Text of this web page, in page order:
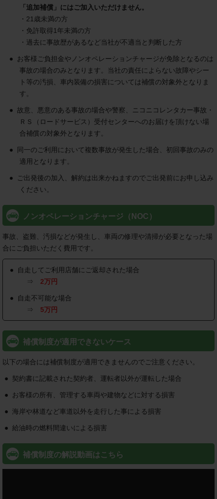
「追加補償」にはご加入いただけません。
・ 21歳未満の方
・ 免許取得1年未満の方
・ 過去に事故歴があるなど当社が不適当と判断した方
お客様ご負担金やノンオペレーションチャージが免除となるのは
事故の場合のみとなります。当社の責任によらない故障やシー
ト等の汚損、車内装備の損害については補償の対象外となりま
す。
故意、悪意のある事故の場合や警察、ニコニコレンタカー事故・
ＲＳ（ロードサービス）受付センターへのお届けを頂けない場
合補償の対象外となります。
同一のご利用において複数事故が発生した場合、初回事故のみの
適用となります。
ご出発後の加入、解約は出来かねますのでご出発前にお申し込み
ください。
ノンオペレーションチャージ（NOC）
事故、盗難、汚損などが発生し、車両の修理や清掃が必要となった場
合にご負担いただく費用です。
自走してご利用店舗にご返却された場合
⇒ 2万円
自走不可能な場合
⇒ 5万円
補償制度が適用できないケース
以下の場合には補償制度が適用できませんのでご注意ください。
契約書に記載された契約者、運転者以外が運転した場合
お客様の所有、管理する車両や建物などに対する損害
海岸や林道など車道以外を走行した事による損害
給油時の燃料間違いによる損害
補償制度の解説動画はこちら